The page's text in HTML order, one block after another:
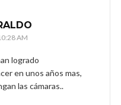
AM
logrado
en unos años mas,
las cámaras..